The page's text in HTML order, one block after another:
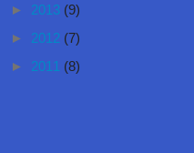
► 2013 (9)
► 2012 (7)
► 2011 (8)